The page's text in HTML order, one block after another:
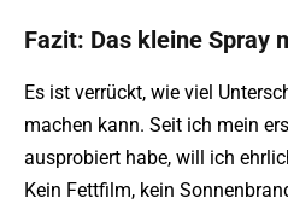
Fazit: Das kleine Spray
Es ist verrückt, wie viel
machen kann. Seit ich mein
ausprobiert habe, will ich
Kein Fettfilm, kein